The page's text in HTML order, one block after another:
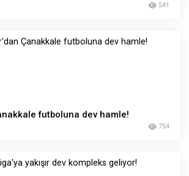
541
futboluna dev hamle!
754